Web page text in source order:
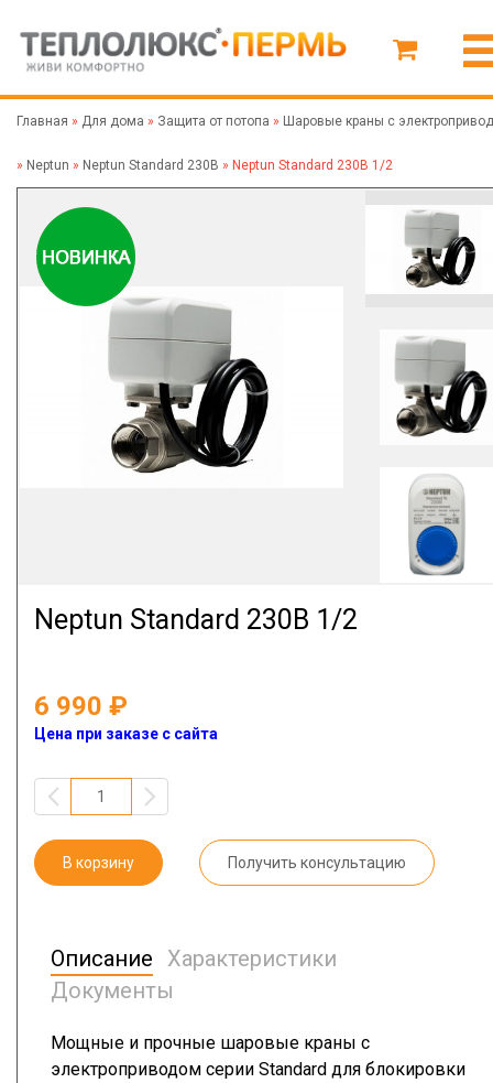
Главная » Для дома » Защита от потопа » Шаровые краны с
» Neptun » Neptun Standard 230В » Neptun Standard 230В 1/2
Neptun Standard 230В 1/2
6 990
Цена при заказе с сайта
В корзину Получить консультацию
Описание
Характеристики
Документы
Мощные и прочные шаровые краны с
электроприводом серии Standard для блокировки